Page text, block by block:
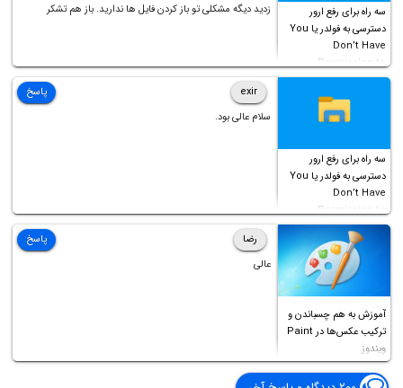
سه راه برای رفع ارور
دسترسی به فولدر یا You
Don’t Have
Permission to
Access this folder
زدید دیگه مشکلی تو باز کردن فایل ها ندارید. باز هم تشکر
سه راه برای رفع ارور
دسترسی به فولدر یا You
Don’t Have
Permission to
Access this folder
exir
سلام عالی بود.
پاسخ
آموزش به هم چسباندن و
ترکیب عکس‌ها در Paint
ویندوز
رضا
عالی
پاسخ